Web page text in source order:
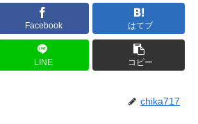
Facebook はてブ
LINE コピー
chika717